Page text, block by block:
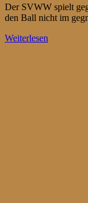
Der SVWW spielt
den Ball nicht im
Weiterlesen